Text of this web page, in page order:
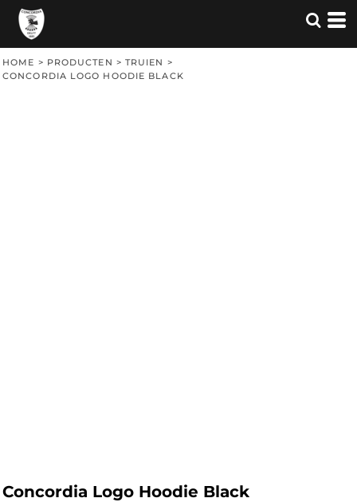
HOME > PRODUCTEN > TRUIEN >
CONCORDIA LOGO HOODIE BLACK
Concordia Logo Hoodie Black